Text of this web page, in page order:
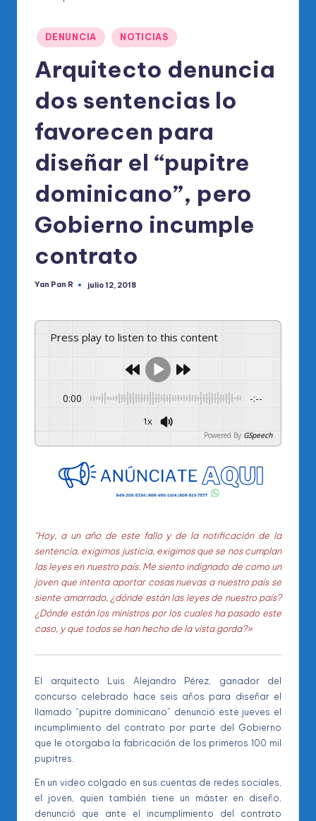
O
ci
al
P
R
M
Publicado
en
DENUNCIA NOTICIAS
Arquitecto denuncia
dos sentencias lo
favorecen para
diseñar el “pupitre
dominicano”, pero
Gobierno incumple
contrato
Publicado
Yan Pan R julio 12, 2018
Press play to listen to this content
0:00 -:--
1x
Powered By GSpeech
“Hoy, a un año de este fallo y de la notificación de la
sentencia, exigimos justicia, exigimos que se nos cumplan
las leyes en nuestro país. Me siento indignado de como un
joven que intenta aportar cosas nuevas a nuestro país se
siente amarrado, ¿dónde están las leyes de nuestro país?
¿Dónde están los ministros por los cuales ha pasado este
caso, y que todos se han hecho de la vista gorda?»
El arquitecto Luis Alejandro Pérez, ganador del
concurso celebrado hace seis años para diseñar el
llamado “pupitre dominicano” denunció este jueves el
incumplimiento del contrato por parte del Gobierno
que le otorgaba la fabricación de los primeros 100 mil
pupitres.
En un video colgado en sus cuentas de redes sociales,
el joven, quien también tiene un máster en diseño,
denunció que ante el incumplimiento del contrato